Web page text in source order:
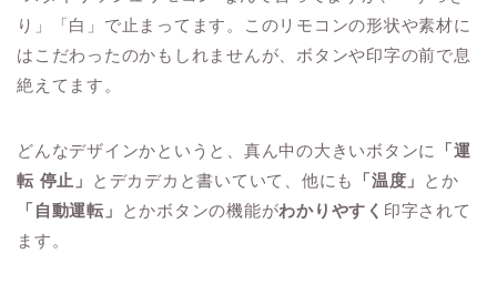
り」「白」で止まってます。このリモコンの形状や素材に
はこだわったのかもしれませんが、ボタンや印字の前で息
絶えてます。
どんなデザインかというと、真ん中の大きいボタンに
「運
転 停止」
とデカデカと書いていて、他にも 「温度」
とか
「自動運転」
とかボタンの機能がわかりやすく 印字されて
ます。